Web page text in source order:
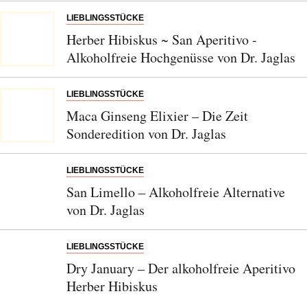
LIEBLINGSSTÜCKE
Herber Hibiskus ~ San Aperitivo -
Alkoholfreie Hochgenüsse von Dr. Jaglas
LIEBLINGSSTÜCKE
Maca Ginseng Elixier – Die Zeit
Sonderedition von Dr. Jaglas
LIEBLINGSSTÜCKE
San Limello – Alkoholfreie Alternative
von Dr. Jaglas
LIEBLINGSSTÜCKE
Dry January – Der alkoholfreie Aperitivo
Herber Hibiskus